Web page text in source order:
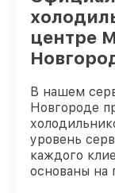
центре
В нашем
Новгороде
уровень
каждого
основаны на